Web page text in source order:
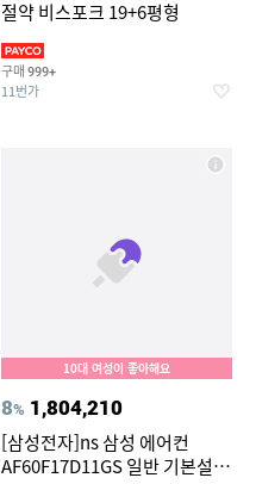
절약 비스포크 19+6평형
구매 999+
11번가
10대 여성이 좋아해요
8% 1,804,210
[삼성전자]ns 삼성 에어컨
AF60F17D11GS 일반 기본설치